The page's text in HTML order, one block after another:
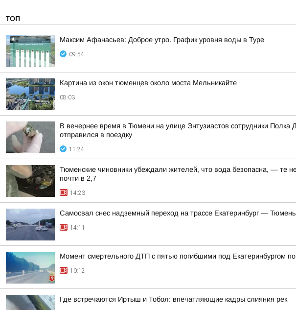
ТОП
Максим Афанасьев: Доброе утро. График уровня воды в Туре
09:54
Картина из окон тюменцев около моста Мельникайте
08:03
В вечернее время в Тюмени на улице Энтузиастов сотрудники
отправился в поездку
11:24
Тюменские чиновники убеждали жителей, что вода безопасна, — те
почти в 2,7
14:23
Самосвал снес надземный переход на трассе Екатеринбург — Тюмень
14:11
Момент смертельного ДТП с пятью погибшими под Екатеринбургом
10:12
Где встречаются Иртыш и Тобол: впечатляющие кадры слияния рек